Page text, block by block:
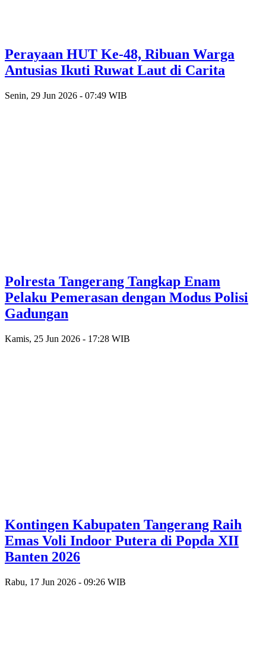
Perayaan HUT Ke-48, Ribuan Warga
Antusias Ikuti Ruwat Laut di Carita
Senin, 29 Jun 2026 - 07:49 WIB
Polresta Tangerang Tangkap Enam
Pelaku Pemerasan dengan Modus Polisi
Gadungan
Kamis, 25 Jun 2026 - 17:28 WIB
Kontingen Kabupaten Tangerang Raih
Emas Voli Indoor Putera di Popda XII
Banten 2026
Rabu, 17 Jun 2026 - 09:26 WIB